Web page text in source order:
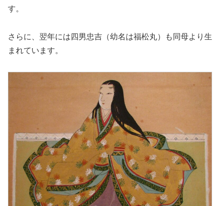
す。
さらに、翌年には四男忠吉（幼名は福松丸）も同母より生
まれています。